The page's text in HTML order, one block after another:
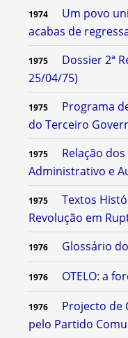
1974
Um povo
acabas de
1975
Dossier 2ª
25/04/75)
1975
Programa
do Terceiro
1975
Relação
Administrativo e
1975
Textos
Revolução em
1976 Glossário do
1976 OTELO: a
1976
Projecto de
pelo Partido